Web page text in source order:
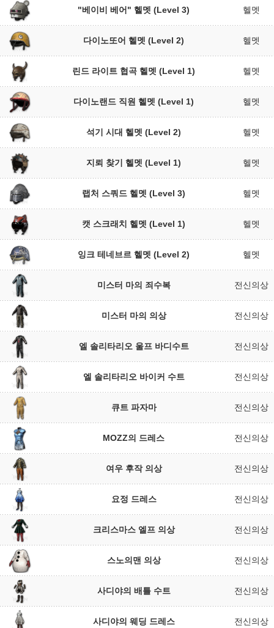
"베이비 베어" 헬멧 (Level 3) 헬멧
다이노또어 헬멧 (Level 2) 헬멧
린드 라이트 협곡 헬멧 (Level 1) 헬멧
다이노랜드 직원 헬멧 (Level 1) 헬멧
석기 시대 헬멧 (Level 2) 헬멧
지뢰 찾기 헬멧 (Level 1) 헬멧
랩처 스쿼드 헬멧 (Level 3) 헬멧
캣 스크래치 헬멧 (Level 1) 헬멧
잉크 테네브르 헬멧 (Level 2) 헬멧
미스터 마의 죄수복 전신의상
미스터 마의 의상 전신의상
엘 솔리타리오 울프 바디수트 전신의상
엘 솔리타리오 바이커 수트 전신의상
큐트 파자마 전신의상
MOZZ의 드레스 전신의상
여우 후작 의상 전신의상
요정 드레스 전신의상
크리스마스 엘프 의상 전신의상
스노의맨 의상 전신의상
사디야의 배틀 수트 전신의상
사디야의 웨딩 드레스 전신의상